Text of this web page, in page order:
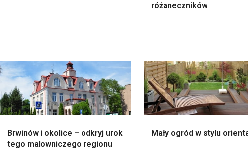
różaneczników
Brwinów i okolice – odkryj urok
tego malowniczego regionu
Mały ogród w stylu